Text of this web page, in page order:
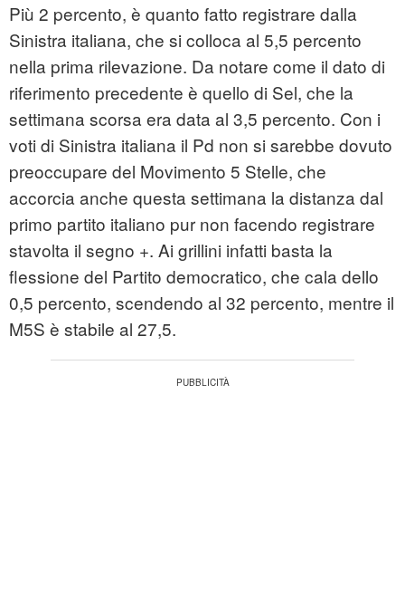
Più 2 percento, è quanto fatto registrare dalla
Sinistra italiana, che si colloca al 5,5 percento
nella prima rilevazione. Da notare come il dato di
riferimento precedente è quello di Sel, che la
settimana scorsa era data al 3,5 percento. Con i
voti di Sinistra italiana il Pd non si sarebbe dovuto
preoccupare del Movimento 5 Stelle, che
accorcia anche questa settimana la distanza dal
primo partito italiano pur non facendo registrare
stavolta il segno +. Ai grillini infatti basta la
flessione del Partito democratico, che cala dello
0,5 percento, scendendo al 32 percento, mentre il
M5S è stabile al 27,5.